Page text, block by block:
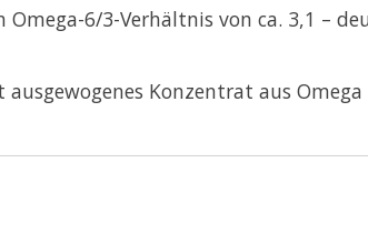
6/3-Verhältnis von ca. 3,1 –
Konzentrat aus